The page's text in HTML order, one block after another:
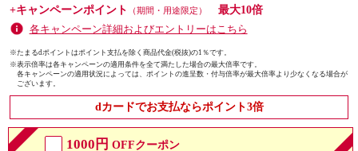
+キャンペーンポイント
（期間・用途限定）
最大10倍
各キャンペーン詳細およびエントリーはこちら
※たまるdポイントはポイント支払を除く商品代金(税抜)の1％です。
※表示倍率は各キャンペーンの適用条件を全て満たした場合の最大倍率です。
各キャンペーンの適用状況によっては、ポイントの進呈数・付与倍率が最大倍率より少なくなる場合が
ございます。
dカードでお支払ならポイント3倍
1000円 OFFクーポン